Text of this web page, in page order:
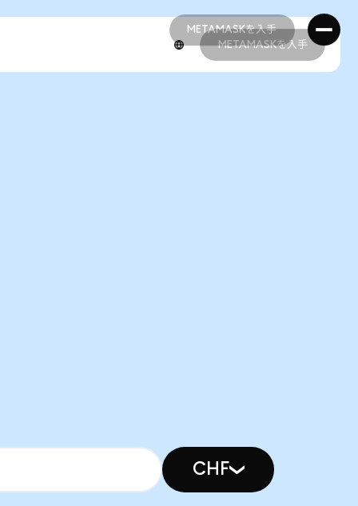
METAMASKを入手
METAMASKを入手
METAMASKを入手
CHF